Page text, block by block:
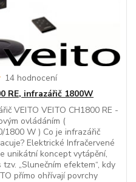
14 hodnocení
RE, infrazářič 1800W
VEITO VEITO CH1800 RE -
ovládáním (
1800 W ) Co je infrazářič
Elektrické Infračervené
unikátní koncept vytápění,
„Slunečním efektem“, kdy
přímo ohřívají povrchy